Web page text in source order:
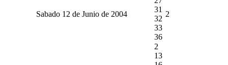
Sabado 12 de Junio de 2004
31
32
33
36
2
2
13